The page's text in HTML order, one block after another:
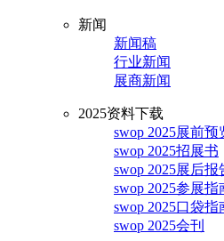
新闻
新闻稿
行业新闻
展商新闻
2025资料下载
swop 2025展前预
swop 2025招展书
swop 2025展后报
swop 2025参展指
swop 2025口袋指
swop 2025会刊